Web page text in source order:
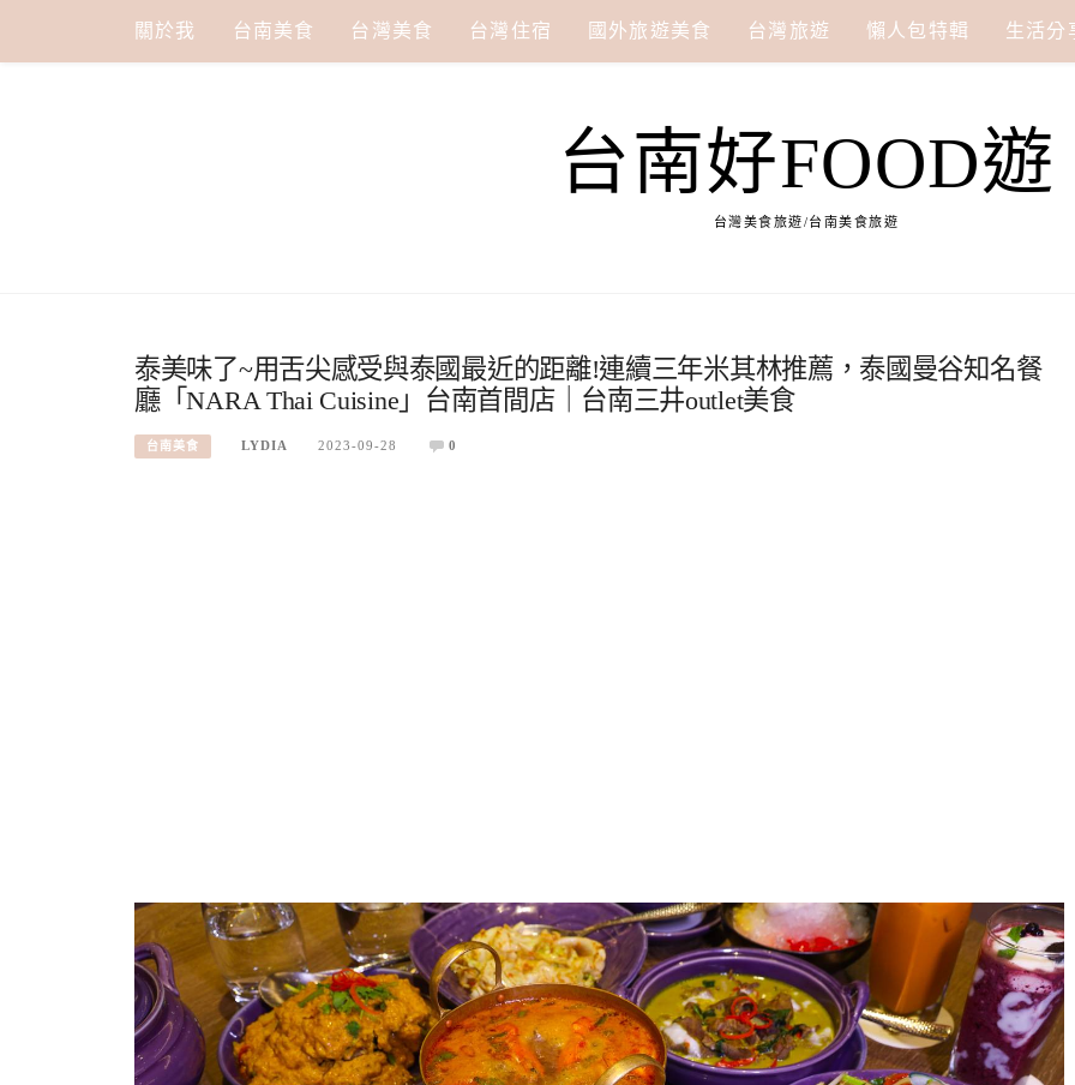
關於我 台南美食 台灣美食 台灣住宿 國外旅遊美食 台灣旅遊 懶人包特輯 生活分
台南好FOOD遊
台灣美食旅遊/台南美食旅遊
泰美味了~用舌尖感受與泰國最近的距離!連續三年米其林推薦，泰國曼谷知名餐
廳「NARA Thai Cuisine」台南首間店｜台南三井outlet美食
台南美食 LYDIA 2023-09-28 0